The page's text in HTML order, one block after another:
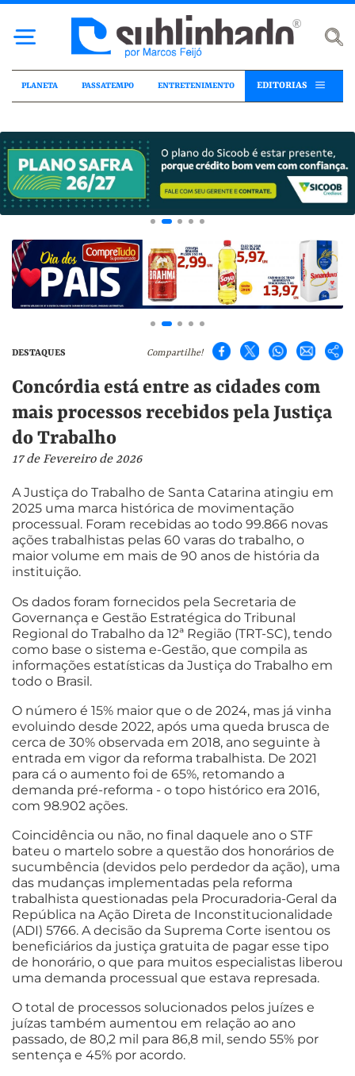
PLANETA PASSATEMPO ENTRETENIMENTO EDITORIAS
DESTAQUES Compartilhe!
Concórdia está entre as cidades com
mais processos recebidos pela Justiça
do Trabalho
17 de Fevereiro de 2026
A Justiça do Trabalho de Santa Catarina atingiu em
2025 uma marca histórica de movimentação
processual. Foram recebidas ao todo 99.866 novas
ações trabalhistas pelas 60 varas do trabalho, o
maior volume em mais de 90 anos de história da
instituição.
Os dados foram fornecidos pela Secretaria de
Governança e Gestão Estratégica do Tribunal
Regional do Trabalho da 12ª Região (TRT-SC), tendo
como base o sistema e-Gestão, que compila as
informações estatísticas da Justiça do Trabalho em
todo o Brasil.
O número é 15% maior que o de 2024, mas já vinha
evoluindo desde 2022, após uma queda brusca de
cerca de 30% observada em 2018, ano seguinte à
entrada em vigor da reforma trabalhista. De 2021
para cá o aumento foi de 65%, retomando a
demanda pré-reforma - o topo histórico era 2016,
com 98.902 ações.
Coincidência ou não, no final daquele ano o STF
bateu o martelo sobre a questão dos honorários de
sucumbência (devidos pelo perdedor da ação), uma
das mudanças implementadas pela reforma
trabalhista questionadas pela Procuradoria-Geral da
República na Ação Direta de Inconstitucionalidade
(ADI) 5766. A decisão da Suprema Corte isentou os
beneficiários da justiça gratuita de pagar esse tipo
de honorário, o que para muitos especialistas liberou
uma demanda processual que estava represada.
O total de processos solucionados pelos juízes e
juízas também aumentou em relação ao ano
passado, de 80,2 mil para 86,8 mil, sendo 55% por
sentença e 45% por acordo.